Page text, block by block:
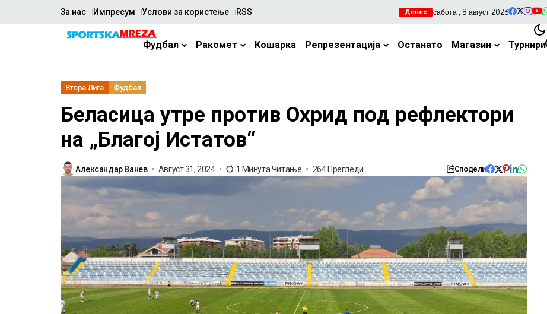
За нас Импресум Услови за користење RSS Денес сабота , 8 август 2026
Фудбал Ракомет Кошарка Репрезентација Останато Магазин Турнири
Втора Лига Фудбал
Беласица утре против Охрид под рефлектори
на „Благој Истатов“
Александар Ванев Август 31, 2024 1 Минута Читање 264 Прегледи Сподели